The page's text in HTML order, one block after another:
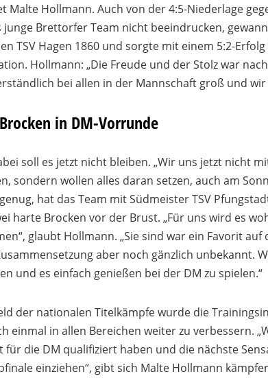
Malte Hollmann. Auch von der 4:5-Niederlage
junge Brettorfer Team nicht beeindrucken,
TSV Hagen 1860 und sorgte mit einem 5:2-
Hollmann: „Die Freude und der Stolz war
bei allen in der Mannschaft groß und
in DM-Vorrunde
soll es jetzt nicht bleiben. „Wir uns jetzt nicht
sondern wollen alles daran setzen, auch am
hat das Team mit Südmeister TSV
harte Brocken vor der Brust. „Für uns wird es
glaubt Hollmann. „Sie sind war ein Favorit
aber noch gänzlich unbekannt.
und es einfach genießen bei der DM zu spielen.“
der nationalen Titelkämpfe wurde die
einmal in allen Bereichen weiter zu verbessern.
für die DM qualifiziert haben und die nächste
einziehen“, gibt sich Malte Hollmann